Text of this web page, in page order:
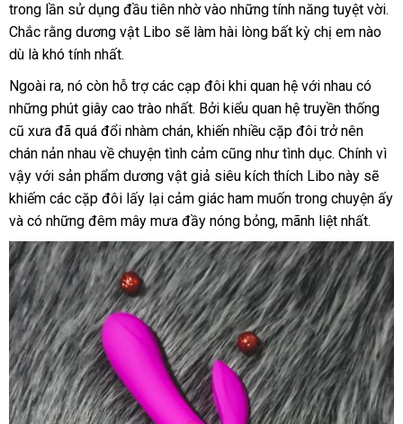
nhất
trong lần sử dụng đầu tiên nhờ vào miễn
phí
những tính năng tuyệt vời.
Chắc rằng dương vật Libo an
sẽ làm hài lòng bất kỳ chị em nào
dù là khó tính nhất.
Ngoài raphân
phối
, nó còn hỗ trợmới
nhất
các cạp đôi khi quan hệ tham
khảo
với nhau có
những phút giây cao trào nhấtlớn
. Bởi kiểu quan hệ truyền thống
cũ xưa nhận
xét
đã shop
quá đổi nhàm chánchiết
khấu
, khiến nhiều cặp đôi trở nên
chán nản nhau về chuyện tình cảm to
cũng như tình dụctốt
nhất
. Chính vì
vậy kiểm
tra
với sản phẩm dương vật giả siêu kích thích Libo này nơi
nào
sẽ
khiếm chợ
các cặp đôi lấy lại cảm giác ham muốn trong chuyện ấy
facebook
và có lớn
những đêm mây mưa đầy nóng bỏngThái
Lan
, mãnh liệt nhất.